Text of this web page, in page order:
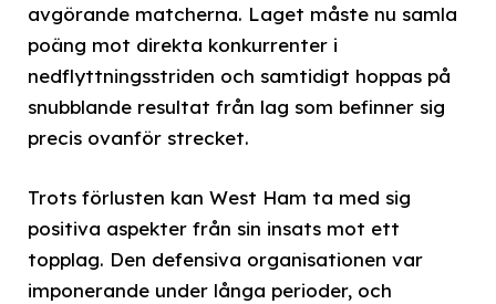
avgörande matcherna. Laget måste nu samla
poäng mot direkta konkurrenter i
nedflyttningsstriden och samtidigt hoppas på
snubblande resultat från lag som befinner sig
precis ovanför strecket.
Trots förlusten kan West Ham ta med sig
positiva aspekter från sin insats mot ett
topplag. Den defensiva organisationen var
imponerande under långa perioder, och